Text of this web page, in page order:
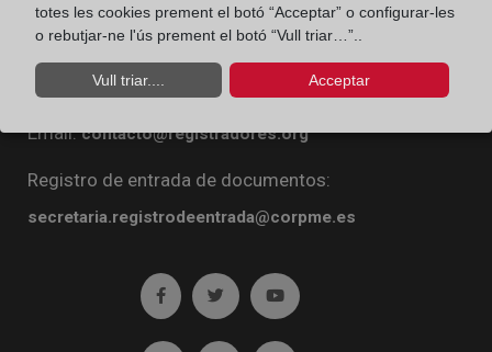
Diego de León, 21. 28006 Madrid
Teléfono:91 270 16 99
Fax:91 564 11 59
Email:contacto@registradores.org
Registro de entrada de documentos:
secretaria.registrodeentrada@corpme.es
Ir a facebook (abre en ventana nueva)
Ir a twitter (abre en ventana nueva)
Ir a YouTube (abre en
totes les cookies prement el botó “Acceptar” o configurar-les
o rebutjar-ne l'ús prement el botó “Vull triar…”..
Vull triar.... Acceptar